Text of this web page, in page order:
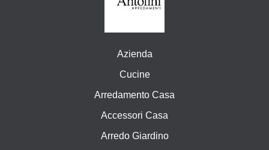
Azienda
Cucine
Arredamento Casa
Accessori Casa
Arredo Giardino